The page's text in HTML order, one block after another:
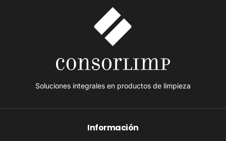
Soluciones integrales en productos de limpieza
Información